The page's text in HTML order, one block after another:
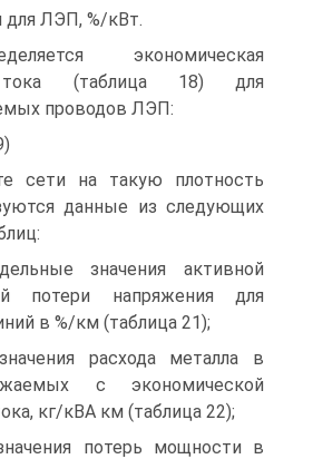
для ЛЭП, %/кВт.
экономическая
тока (таблица 18) для
проводов ЛЭП:
сети на такую плотность
данные из следующих
значения активной
потери напряжения для
в %/км (таблица 21);
расхода металла в
с экономической
кг/кВА км (таблица 22);
потерь мощности в